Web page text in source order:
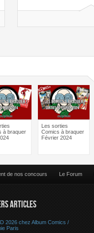
à braquer
Les sorties
Comics à braquer
Février 2024
de nos concours Le Forum
ARTICLES
2026 chez Album Comics /
Paris